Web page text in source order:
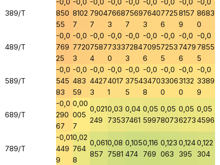
389/T
850
55
8102
7
7904
7
7668
3
7569
7
7640
3
7725
6
8157
9
8683
0
489/T
-0,0
769
25
-0,0
7720
3
-0,0
7587
4
-0,0
7333
0
-0,0
7284
3
-0,0
7095
6
-0,0
7253
5
-0,0
7479
6
-0,0
7855
5
589/T
-0,0
545
83
-0,0
483
59
-0,0
4427
3
-0,0
4017
1
-0,0
3754
5
-0,0
3470
8
-0,0
3306
0
-0,0
3132
0
-0,0
3389
9
689/T
-0,0
290
67
0,00
005
7
0,021
249
0,03
7353
0,04
7461
0,05
5997
0,05
8073
0,05
6273
0,05
4596
789/T
-0,01
449
9
0,02
764
8
0,061
857
0,08
7581
0,105
474
0,116
769
0,123
063
0,124
395
0,122
304